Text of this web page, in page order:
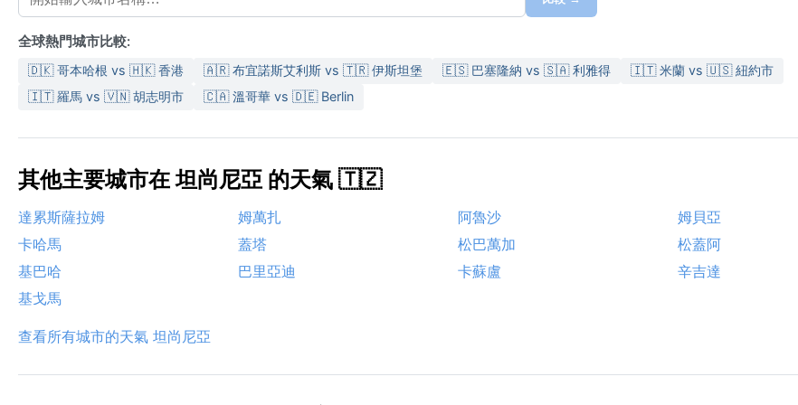
全球熱門城市比較:
🇩🇰 哥本哈根 vs 🇭🇰 香港 🇦🇷 布宜諾斯艾利斯 vs 🇹🇷 伊斯坦堡 🇪🇸 巴塞隆納 vs 🇸🇦 利雅得
🇮🇹 米蘭 vs 🇺🇸 紐約市
🇮🇹 羅馬 vs 🇻🇳 胡志明市
🇨🇦 溫哥華 vs 🇩🇪 Berlin
其他主要城市在 坦尚尼亞 的天氣 🇹🇿
達累斯薩拉姆 姆萬扎 阿魯沙
姆貝亞
卡哈馬
蓋塔 松巴萬加
松蓋阿
基巴哈
巴里亞迪 卡蘇盧
辛吉達
基戈馬
查看所有城市的天氣 坦尚尼亞